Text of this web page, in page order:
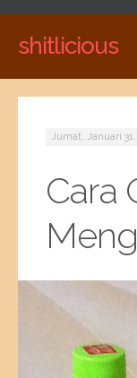
shitlicious
Jumat, Januari 31,
Cara